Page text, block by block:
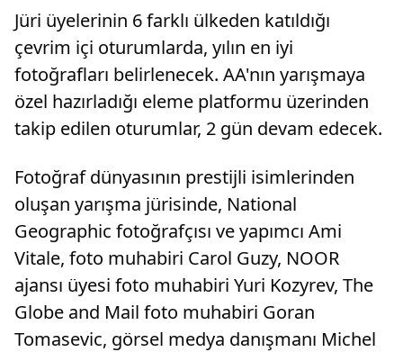
Jüri üyelerinin 6 farklı ülkeden katıldığı
çevrim içi oturumlarda, yılın en iyi
fotoğrafları belirlenecek. AA'nın yarışmaya
özel hazırladığı eleme platformu üzerinden
takip edilen oturumlar, 2 gün devam edecek.
Fotoğraf dünyasının prestijli isimlerinden
oluşan yarışma jürisinde, National
Geographic fotoğrafçısı ve yapımcı Ami
Vitale, foto muhabiri Carol Guzy, NOOR
ajansı üyesi foto muhabiri Yuri Kozyrev, The
Globe and Mail foto muhabiri Goran
Tomasevic, görsel medya danışmanı Michel